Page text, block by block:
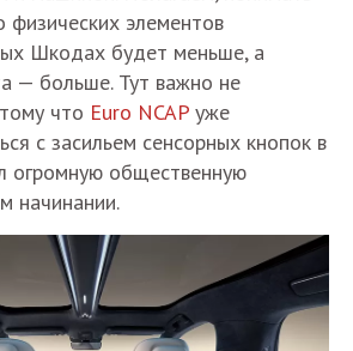
физических элементов
Шкодах будет меньше, а
— больше. Тут важно не
что Euro NCAP уже
с засильем сенсорных кнопок в
огромную общественную
начинании.